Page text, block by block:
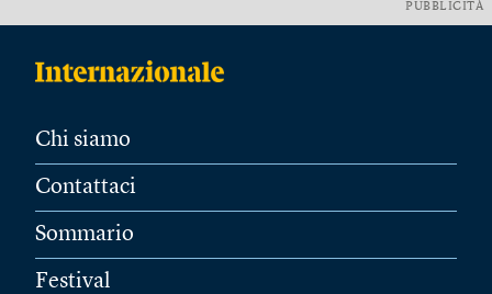
PUBBLICITÀ
Chi siamo
Contattaci
Sommario
Festival